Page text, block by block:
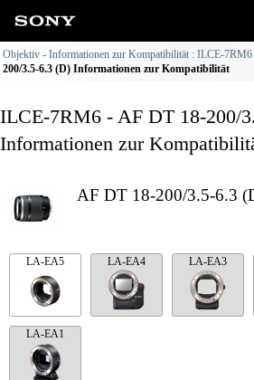
Objektiv - Informationen zur Kompatibilität : ILCE-7RM6
200/3.5-6.3 (D) Informationen zur Kompatibilität
ILCE-7RM6 - AF DT 18-200/
Informationen zur
AF DT 18-200/3.5-6.3
LA-EA5 LA-EA4 LA-EA3
LA-EA1